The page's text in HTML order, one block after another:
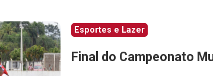
Esportes e Lazer
Final do Campeonato